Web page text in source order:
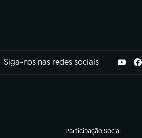
Siga-nos nas redes sociais
Participação Social
(abre em nova aba)